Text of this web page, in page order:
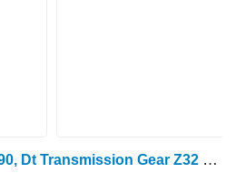
Fiat 90-90, 100-90, 110-90, Dt Transmission Gear Z32 5127542 zupčanik mjenjača za traktora na kotačima